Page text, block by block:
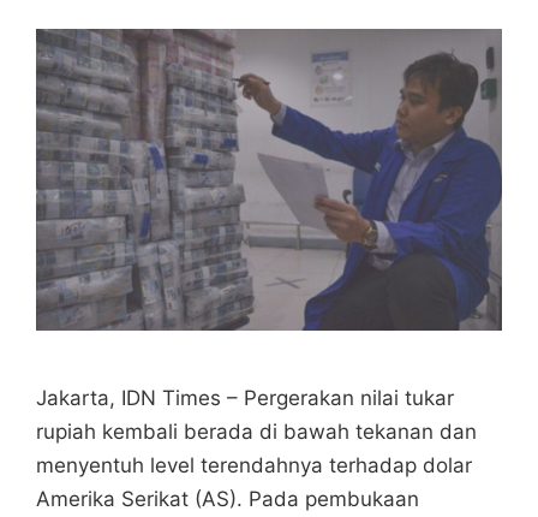
Jakarta, IDN Times – Pergerakan nilai tukar
rupiah kembali berada di bawah tekanan dan
menyentuh level terendahnya terhadap dolar
Amerika Serikat (AS). Pada pembukaan